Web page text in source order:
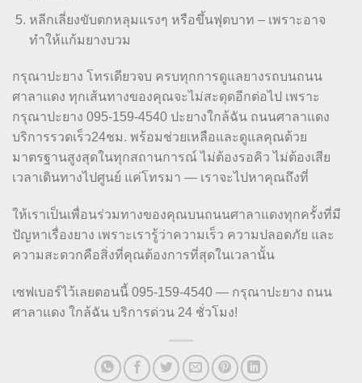
หลีกเลี่ยงขับตกหลุมแรงๆ หรือขึ้นฟุตบาท – เพราะอาจ
ทำให้แก้มยางบวม
กรุณาปะยาง โทรเดียวจบ ครบทุกการดูแลยางรถบนถนน
ศาลาแดง ทุกเส้นทางของคุณจะไม่สะดุดอีกต่อไป เพราะ
กรุณาปะยาง 095-159-4540 ปะยางใกล้ฉัน ถนนศาลาแดง
บริการรวดเร็ว24ชม. พร้อมช่วยเหลือและดูแลคุณด้วย
มาตรฐานสูงสุดในทุกสถานการณ์ ไม่ต้องรอคิว ไม่ต้องเสีย
เวลาเดินทางไปศูนย์ แค่โทรมา — เราจะไปหาคุณถึงที่
ให้เราเป็นเพื่อนร่วมทางของคุณบนถนนศาลาแดงทุกครั้งที่มี
ปัญหาเรื่องยาง เพราะเรารู้ว่าความเร็ว ความปลอดภัย และ
ความสะดวกคือสิ่งที่คุณต้องการที่สุดในเวลานั้น
เซฟเบอร์ไว้เลยตอนนี้ 095-159-4540 — กรุณาปะยาง ถนน
ศาลาแดง ใกล้ฉัน บริการด่วน 24 ชั่วโมง!